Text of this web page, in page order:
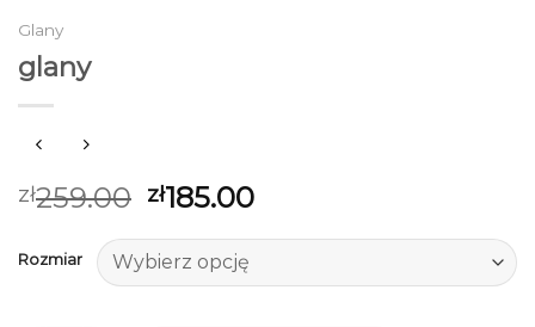
Glany
glany
zł259.00 zł185.00
Rozmiar